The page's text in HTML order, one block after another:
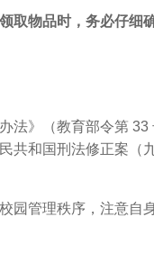
取物品时，务必仔细
法》（教育部令第 33
共和国刑法修正案（
园管理秩序，注意自身